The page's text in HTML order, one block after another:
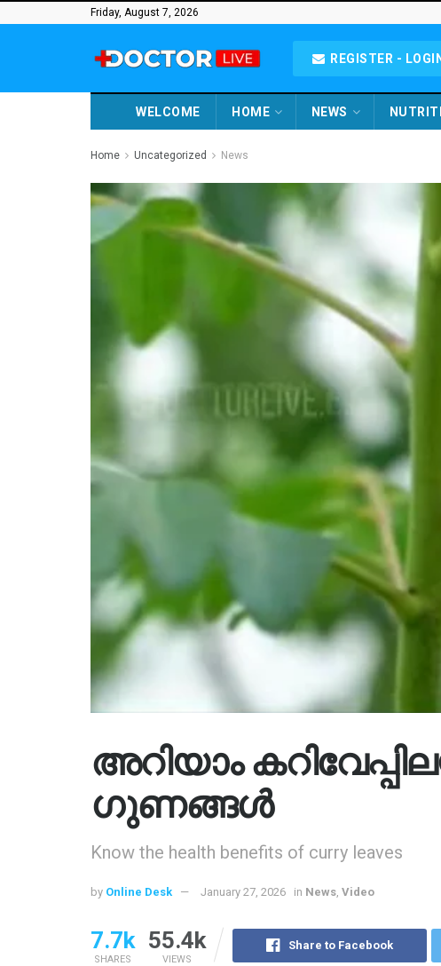
Friday, August 7, 2026
REGISTER -
WELCOME HOME NEWS
Home Uncategorized News
അറിയാം
ഗുണങ്ങൾ
Know the health benefits of curry leaves
by Online Desk January 27, 2026 in News Video
7.7k
SHARES
55.4k
VIEWS
Share to Facebook